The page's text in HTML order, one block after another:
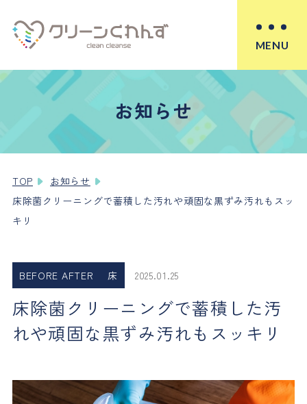
MENU
お知らせ
TOP
お知らせ
床除菌クリーニングで蓄積した汚れや頑固な黒ずみ汚れもスッ
キリ
BEFORE AFTER 床 2025.01.25
床除菌クリーニングで蓄積した汚
れや頑固な黒ずみ汚れもスッキリ